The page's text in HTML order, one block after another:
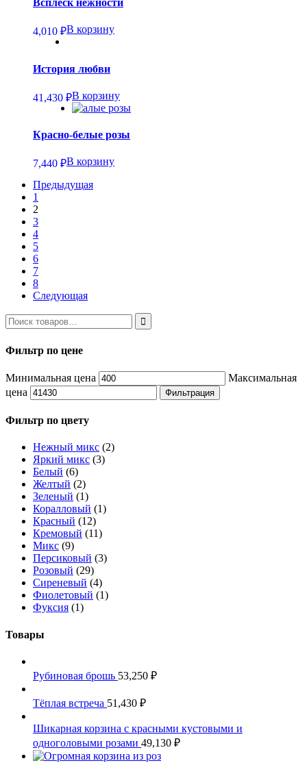
Всплеск нежности
4,010 ₽В корзину
История любви
41,430 ₽В корзину
Красно-белые розы
7,440 ₽В корзину
Предыдущая
1
2
3
4
5
6
7
8
Следующая
Фильтр по цене
Минимальная цена
Максимальная
цена
Фильтрация
Фильтр по цвету
Нежный микс (2)
Яркий микс (3)
Белый (6)
Желтый (2)
Зеленый (1)
Коралловый (1)
Красный (12)
Кремовый (11)
Микс (9)
Персиковый (3)
Розовый (29)
Сиреневый (4)
Фиолетовый (1)
Фуксия (1)
Товары
Рубиновая брошь 53,250 ₽
Тёплая встреча 51,430 ₽
Шикарная корзина с красными кустовыми и
одноголовыми розами 49,130 ₽